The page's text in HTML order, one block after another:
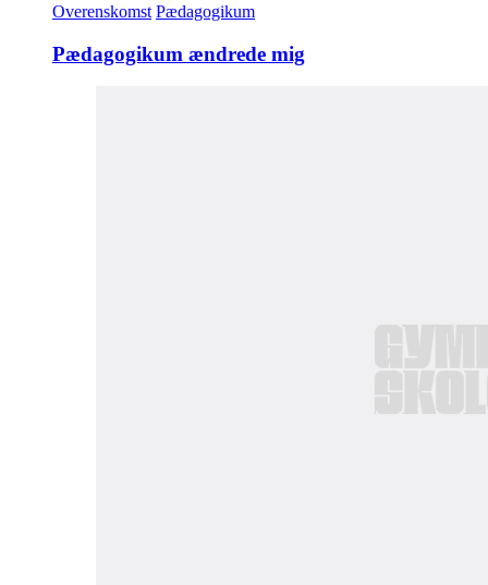
Overenskomst Pædagogikum
Pædagogikum ændrede mig